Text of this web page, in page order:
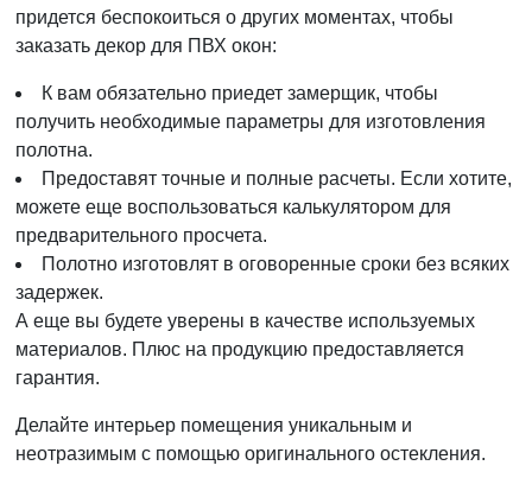
придется беспокоиться о других моментах, чтобы
заказать декор для ПВХ окон:
К вам обязательно приедет замерщик, чтобы
получить необходимые параметры для изготовления
полотна.
Предоставят точные и полные расчеты. Если хотите,
можете еще воспользоваться калькулятором для
предварительного просчета.
Полотно изготовлят в оговоренные сроки без всяких
задержек.
А еще вы будете уверены в качестве используемых
материалов. Плюс на продукцию предоставляется
гарантия.
Делайте интерьер помещения уникальным и
неотразимым с помощью оригинального остекления.